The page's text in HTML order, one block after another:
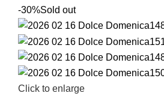
-30%Sold out
Click to enlarge